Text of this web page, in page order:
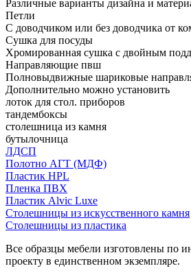
Различные варианты дизайна и
Петли
С доводчиком или без доводчика от
Сушка для посуды
Хромированная сушка с двойным
Направляющие пвш
Полновыдвижные шариковые
Дополнительно можно установить
лоток для стол. приборов
тандембоксы
столешница из камня
бутылочница
ЛДСП
Полотно АГТ (МДФ)
Пластик HPL
Пленка ПВХ
Пластик Alvic Luxe
Столешницы из искусственного камня
Столешницы из пластика
Все образцы мебели изготовлены по
проекту в единственном экземпляре.